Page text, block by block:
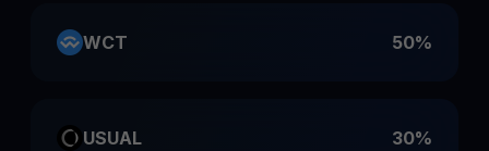
WCT 50%
USUAL 30%